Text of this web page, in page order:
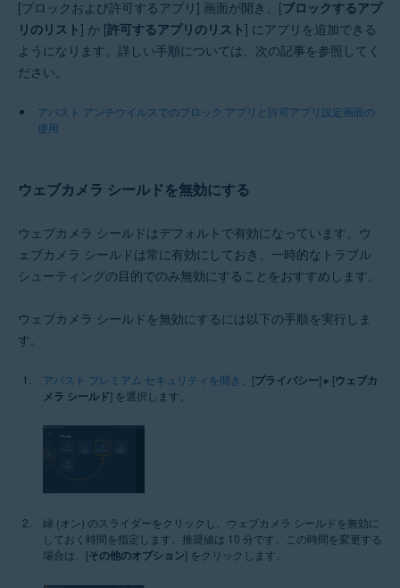
[ブロックおよび許可するアプリ] 画面が開き、[ブロックするアプ
リのリスト] か [許可するアプリのリスト] にアプリを追加できる
ようになります。詳しい手順については、次の記事を参照してく
ださい。
アバスト アンチウイルスでのブロック アプリと許可アプリ設定画面の
使用
ウェブカメラ シールドを無効にする
ウェブカメラ シールドはデフォルトで有効になっています。ウ
ェブカメラ シールドは常に有効にしておき、一時的なトラブル
シューティングの目的でのみ無効にすることをおすすめします。
ウェブカメラ シールドを無効にするには以下の手順を実行しま
す。
アバスト プレミアム セキュリティを開き 、[プライバシー] ▸ [ウェブカ
メラ シールド] を選択します。
緑 (オン) のスライダーをクリックし、ウェブカメラ シールドを無効に
しておく時間を指定します。推奨値は 10 分です。この時間を変更する
場合は、[その他のオプション] をクリックします。